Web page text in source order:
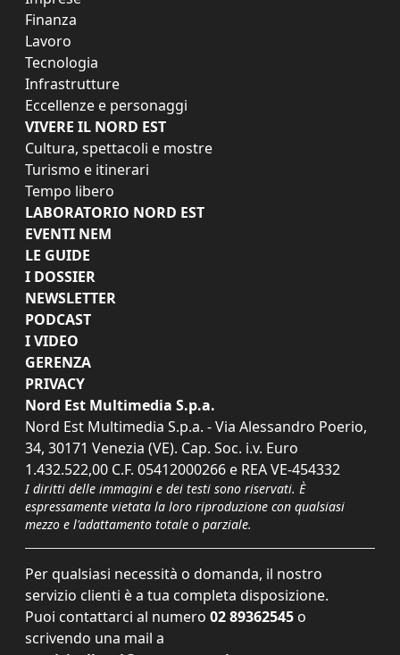
Finanza
Lavoro
Tecnologia
Infrastrutture
Eccellenze e personaggi
VIVERE IL NORD EST
Cultura, spettacoli e mostre
Turismo e itinerari
Tempo libero
LABORATORIO NORD EST
EVENTI NEM
LE GUIDE
I DOSSIER
NEWSLETTER
PODCAST
I VIDEO
GERENZA
PRIVACY
Nord Est Multimedia S.p.a.
Nord Est Multimedia S.p.a. - Via Alessandro Poerio,
34, 30171 Venezia (VE). Cap. Soc. i.v. Euro
1.432.522,00 C.F. 05412000266 e REA VE-454332
I diritti delle immagini e dei testi sono riservati. È
espressamente vietata la loro riproduzione con qualsiasi
mezzo e l'adattamento totale o parziale.
Per qualsiasi necessità o domanda, il nostro
servizio clienti è a tua completa disposizione.
Puoi contattarci al numero 02 89362545 o
scrivendo una mail a